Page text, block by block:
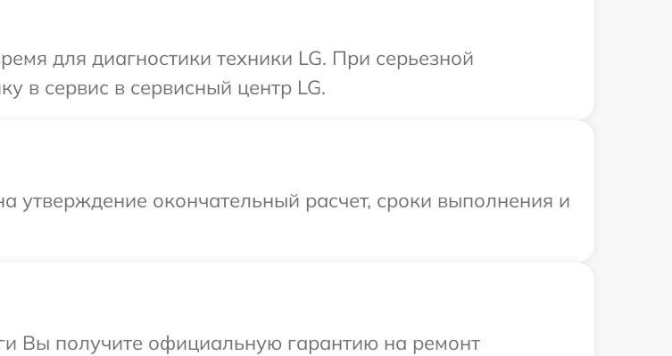
для диагностики техники LG. При серьезной
в сервис в сервисный центр LG.
утверждение окончательный расчет, сроки выполнения и
Вы получите официальную гарантию на ремонт